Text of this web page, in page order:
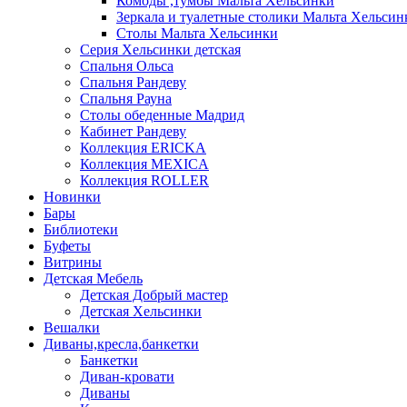
Зеркала и туалетные столики Мальта
Столы Мальта Хельсинки
Серия Хельсинки детская
Спальня Ольса
Спальня Рандеву
Спальня Рауна
Столы обеденные Мадрид
Кабинет Рандеву
Коллекция ERICKA
Коллекция MEXICA
Коллекция ROLLER
Новинки
Бары
Библиотеки
Буфеты
Витрины
Детская Мебель
Детская Добрый мастер
Детская Хельсинки
Вешалки
Диваны,кресла,банкетки
Банкетки
Диван-кровати
Диваны